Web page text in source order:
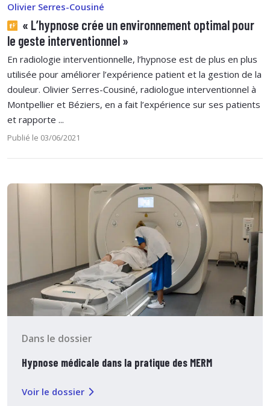
Olivier Serres-Cousiné
« L’hypnose crée un environnement optimal pour
le geste interventionnel »
En radiologie interventionnelle, l’hypnose est de plus en plus
utilisée pour améliorer l’expérience patient et la gestion de la
douleur. Olivier Serres-Cousiné, radiologue interventionnel à
Montpellier et Béziers, en a fait l’expérience sur ses patients
et rapporte ...
Publié le 03/06/2021
Dans le dossier
Hypnose médicale dans la pratique des MERM
Voir le dossier